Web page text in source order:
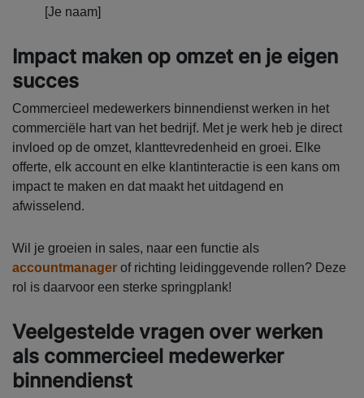
[Je naam]
Impact maken op omzet en je eigen
succes
Commercieel medewerkers binnendienst werken in het
commerciële hart van het bedrijf. Met je werk heb je direct
invloed op de omzet, klanttevredenheid en groei. Elke
offerte, elk account en elke klantinteractie is een kans om
impact te maken en dat maakt het uitdagend en
afwisselend.
Wil je groeien in sales, naar een functie als
accountmanager of richting leidinggevende rollen? Deze
rol is daarvoor een sterke springplank!
Veelgestelde vragen over werken
als commercieel medewerker
binnendienst